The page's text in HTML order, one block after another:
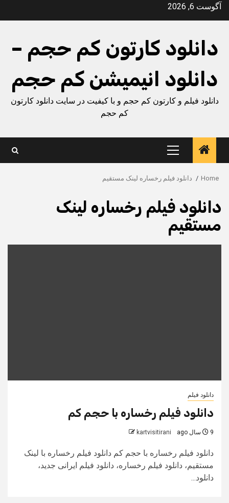
Skipآگوست 6, 2026
دانلود کارتون کم حجم –
دانلود انیمیشن کم حجم
دانلود فیلم و کارتون کم حجم و با کیفیت در سایت دانلود کارتون
کم حجم
Primary
Menu
Home دانلود فیلم رخساره لینک مستقیم
دانلود فیلم رخساره لینک
مستقیم
دانلود فیلم
دانلود فیلم رخساره با حجم کم
9 سال ago kartvisitirani
دانلود فیلم رخساره با حجم کم دانلود فیلم رخساره با لینک
مستقیم، دانلود فیلم رخساره، دانلود فیلم ایرانی جدید،
دانلود...